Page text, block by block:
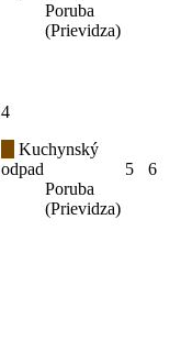
Poruba
(Prievidza)
4
Kuchynský
odpad
Poruba
(Prievidza)
5 6